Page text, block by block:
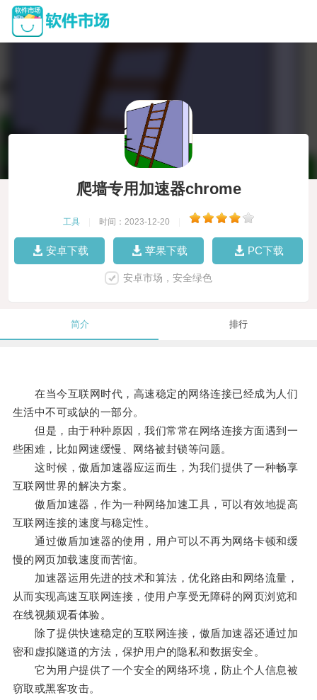
爬墙专用加速器chrome
工具 时间：2023-12-20
安卓下载 苹果下载 PC下载
安卓市场，安全绿色
简介 排行
在当今互联网时代，高速稳定的网络连接已经成为人们
生活中不可或缺的一部分。
但是，由于种种原因，我们常常在网络连接方面遇到一
些困难，比如网速缓慢、网络被封锁等问题。
这时候，傲盾加速器应运而生，为我们提供了一种畅享
互联网世界的解决方案。
傲盾加速器，作为一种网络加速工具，可以有效地提高
互联网连接的速度与稳定性。
通过傲盾加速器的使用，用户可以不再为网络卡顿和缓
慢的网页加载速度而苦恼。
加速器运用先进的技术和算法，优化路由和网络流量，
从而实现高速互联网连接，使用户享受无障碍的网页浏览和
在线视频观看体验。
除了提供快速稳定的互联网连接，傲盾加速器还通过加
密和虚拟隧道的方法，保护用户的隐私和数据安全。
它为用户提供了一个安全的网络环境，防止个人信息被
窃取或黑客攻击。